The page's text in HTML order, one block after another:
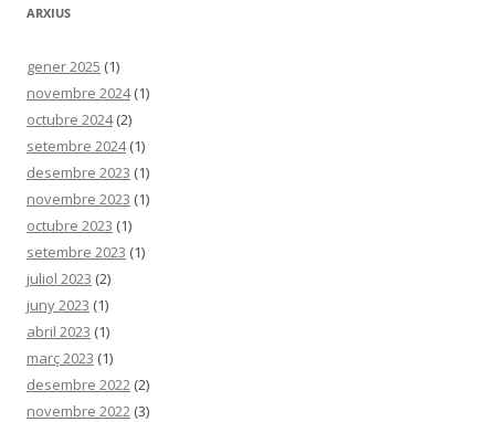
ARXIUS
gener 2025 (1)
novembre 2024(1)
octubre 2024(2)
setembre 2024(1)
desembre 2023 (1)
novembre 2023 (1)
octubre 2023 (1)
setembre 2023 (1)
juliol 2023 (2)
juny 2023 (1)
abril 2023 (1)
març 2023 (1)
desembre 2022 (2)
novembre 2022 (3)